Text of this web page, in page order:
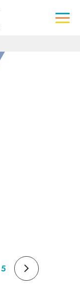
5